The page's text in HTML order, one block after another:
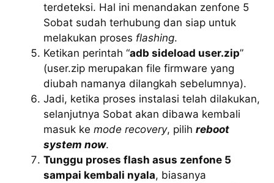
terdeteksi. Hal ini menandakan zenfone 5
Sobat sudah terhubung dan siap untuk
melakukan proses flashing.
Ketikan perintah “adb sideload user.zip”
(user.zip merupakan file firmware yang
diubah namanya dilangkah sebelumnya).
Jadi, ketika proses instalasi telah dilakukan,
selanjutnya Sobat akan dibawa kembali
masuk ke mode recovery, pilih reboot
system now.
Tunggu proses flash asus zenfone 5
sampai kembali nyala, biasanya